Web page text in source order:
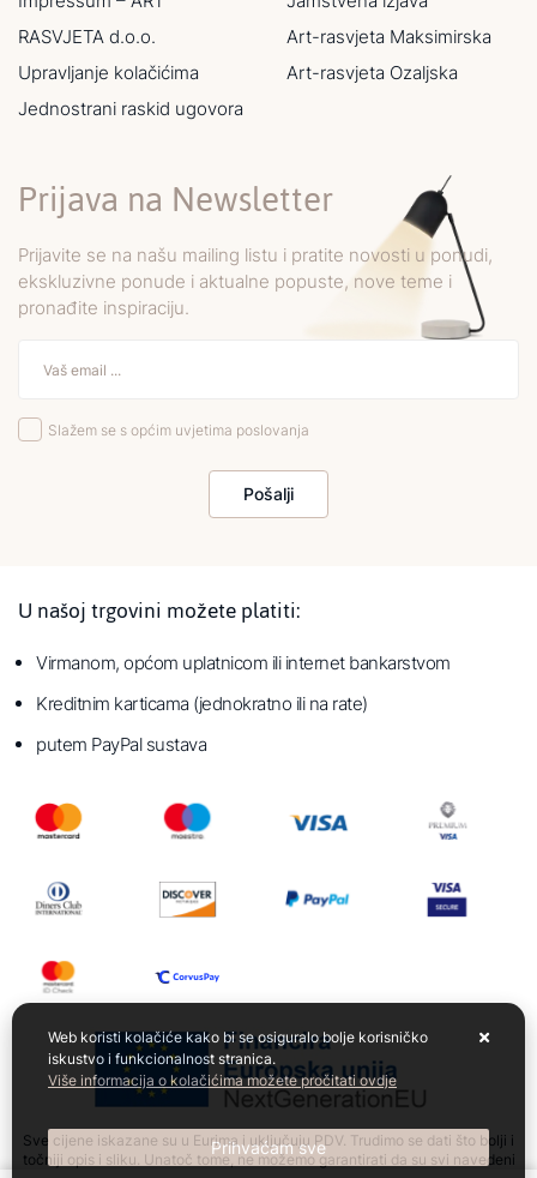
RASVJETA d.o.o.
Upravljanje kolačićima
Jednostrani raskid ugovora
Art-rasvjeta Maksimirska
Art-rasvjeta Ozaljska
Prijava na Newsletter
Prijavite se na našu mailing listu i pratite novosti u ponudi,
ekskluzivne ponude i aktualne popuste, nove teme i
pronađite inspiraciju.
Slažem se s općim uvjetima poslovanja
Pošalji
U našoj trgovini možete platiti:
Virmanom, općom uplatnicom ili internet bankarstvom
Kreditnim karticama (jednokratno ili na rate)
putem PayPal sustava
Sve cijene iskazane su u Eurima i uključuju PDV. Trudimo se dati što bolji i
točniji opis i sliku. Unatoč tome, ne možemo garantirati da su svi navedeni
Web koristi kolačiće kako bi se osiguralo bolje korisničko
iskustvo i funkcionalnost stranica.
Više informacija o kolačićima možete pročitati ovdje
Prihvaćam sve